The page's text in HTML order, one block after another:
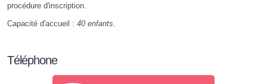
procédure d'inscription.
Capacité d'accueil : 40 enfants
Téléphone